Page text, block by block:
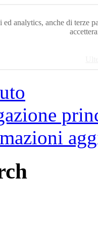
analytics, anche di terze